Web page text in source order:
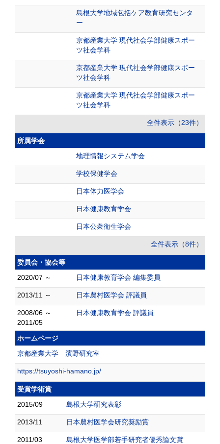
島根大学地域包括ケア教育研究センタ
ー
京都産業大学 現代社会学部健康スポー
ツ社会学科
京都産業大学 現代社会学部健康スポー
ツ社会学科
京都産業大学 現代社会学部健康スポー
ツ社会学科
全件表示（23件）
所属学会
地理情報システム学会
学校保健学会
日本体力医学会
日本健康教育学会
日本公衆衛生学会
全件表示（8件）
委員会・協会等
2020/07 ～
日本健康教育学会 編集委員
2013/11 ～ 日本農村医学会 評議員
2008/06 ～
2011/05
日本健康教育学会 評議員
ホームページ
京都産業大学 濱野研究室
https://tsuyoshi-hamano.jp/
受賞学術賞
2015/09
島根大学研究表彰
2013/11 日本農村医学会研究奨励賞
2011/03 島根大学医学部若手研究者優秀論文賞